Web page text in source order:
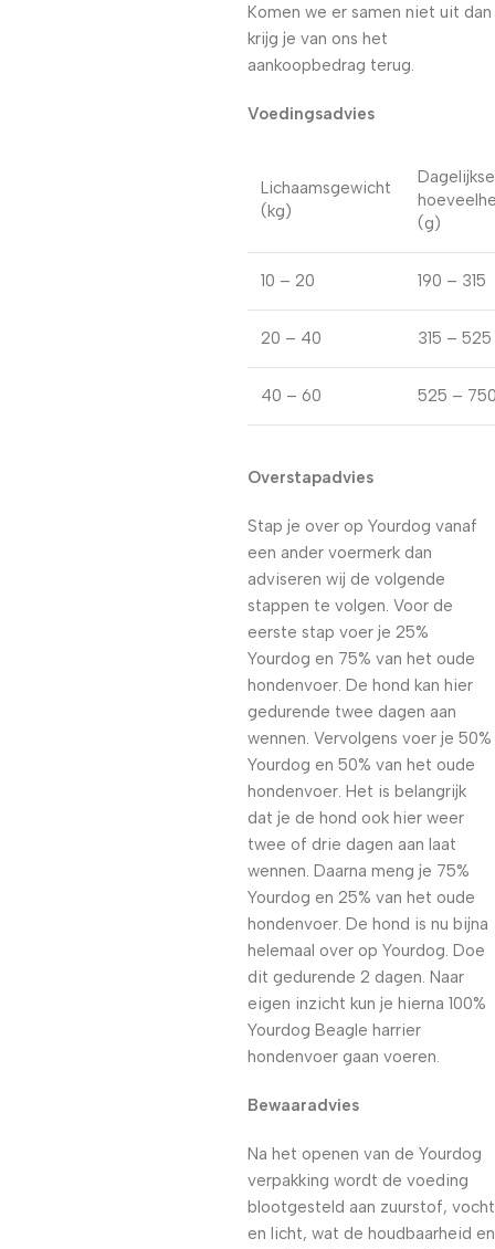
Komen we er samen niet uit dan
krijg je van ons het
aankoopbedrag terug.
Voedingsadvies
Lichaamsgewicht
(kg)
Dagelijkse
(g)
10 – 20 190 – 315
20 – 40 315 – 525
40 – 60 525 –
Overstapadvies
Stap je over op Yourdog vanaf
een ander voermerk dan
adviseren wij de volgende
stappen te volgen. Voor de
eerste stap voer je 25%
Yourdog en 75% van het oude
hondenvoer. De hond kan hier
gedurende twee dagen aan
wennen. Vervolgens voer je 50%
Yourdog en 50% van het oude
hondenvoer. Het is belangrijk
dat je de hond ook hier weer
twee of drie dagen aan laat
wennen. Daarna meng je 75%
Yourdog en 25% van het oude
hondenvoer. De hond is nu bijna
helemaal over op Yourdog. Doe
dit gedurende 2 dagen. Naar
eigen inzicht kun je hierna 100%
Yourdog Beagle harrier
hondenvoer gaan voeren.
Bewaaradvies
Na het openen van de Yourdog
verpakking wordt de voeding
blootgesteld aan zuurstof, vocht
en licht, wat de houdbaarheid en